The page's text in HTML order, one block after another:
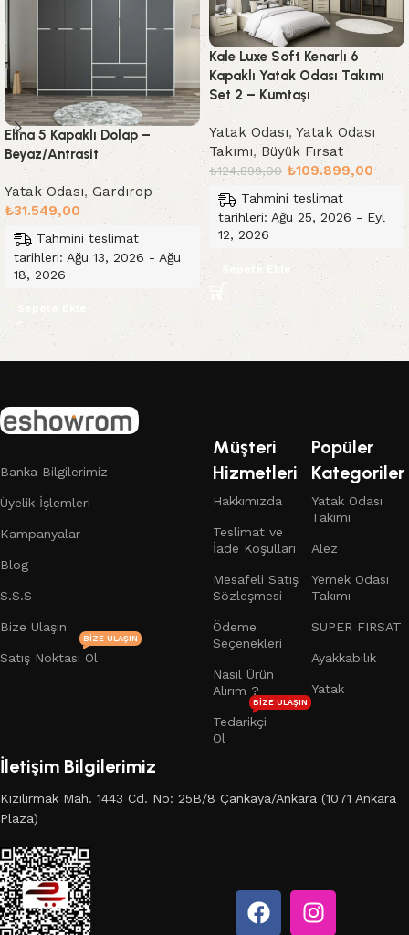
Elina 5 Kapaklı Dolap –
Beyaz/Antrasit
Yatak Odası, Gardırop
₺31.549,00
Tahmini teslimat
tarihleri: Ağu 13, 2026 - Ağu
18, 2026
Sepete Ekle
Kale Luxe Soft Kenarlı 6
Kapaklı Yatak Odası Takımı
Set 2 – Kumtaşı
Yatak Odası, Yatak Odası
Takımı, Büyük Fırsat
₺124.899,00 ₺109.899,00
Tahmini teslimat
tarihleri: Ağu 25, 2026 - Eyl
12, 2026
Sepete Ekle
Read More
Banka Bilgilerimiz
Üyelik İşlemleri
Kampanyalar
Blog
S.S.S
Bize Ulaşın
Satış Noktası Ol
BIZE ULAŞIN
Müşteri
Hizmetleri
Hakkımızda
Teslimat ve
İade Koşulları
Mesafeli Satış
Sözleşmesi
Ödeme
Seçenekleri
Nasıl Ürün
Alırım ?
Tedarikçi
Ol
BIZE ULAŞIN
Popüler
Kategoriler
Yatak Odası
Takımı
Alez
Yemek Odası
Takımı
SUPER FIRSAT
Ayakkabılık
Yatak
İletişim Bilgilerimiz
Kızılırmak Mah. 1443 Cd. No: 25B/8 Çankaya/Ankara (1071 Ankara
Plaza)